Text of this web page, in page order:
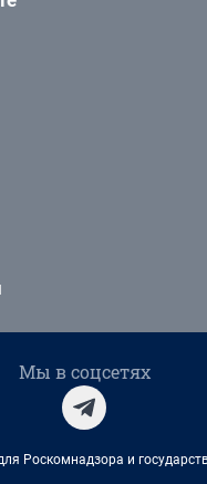
Мы в соцсетях
Роскомнадзора и